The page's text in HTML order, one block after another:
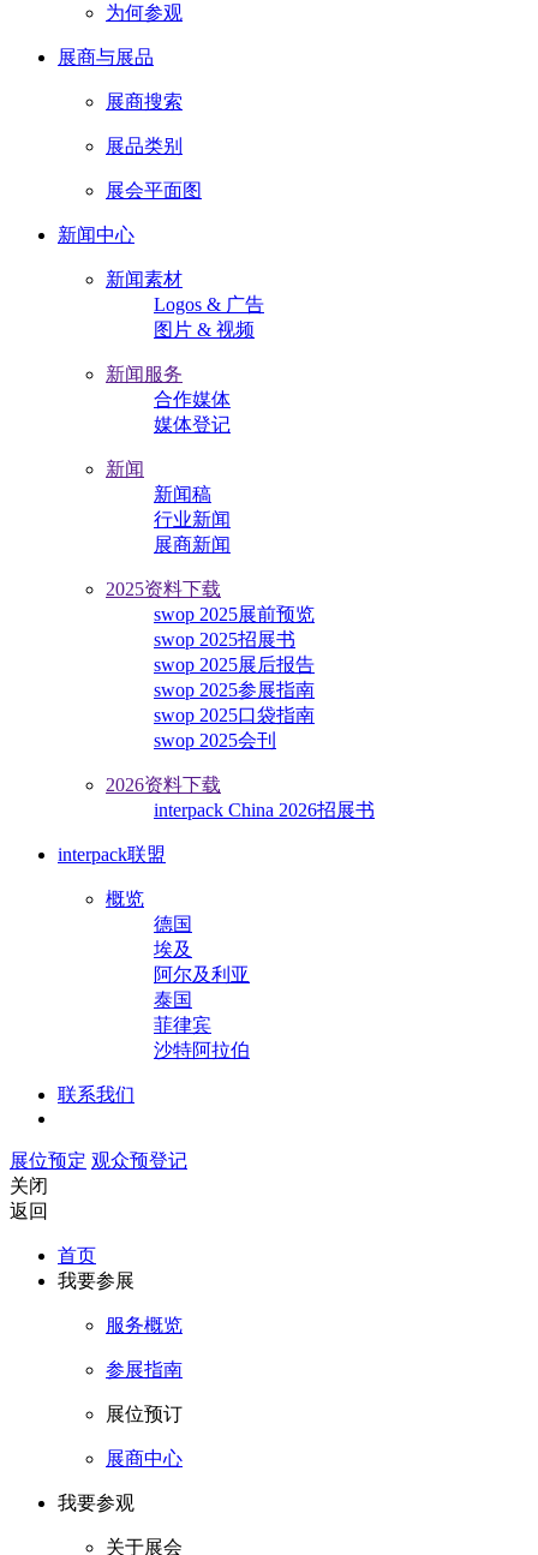
为何参观
展商与展品
展商搜索
展品类别
展会平面图
新闻中心
新闻素材
Logos & 广告
图片 & 视频
新闻服务
合作媒体
媒体登记
新闻
新闻稿
行业新闻
展商新闻
2025资料下载
swop 2025展前预览
swop 2025招展书
swop 2025展后报告
swop 2025参展指南
swop 2025口袋指南
swop 2025会刊
2026资料下载
interpack China 2026招展书
interpack联盟
概览
德国
埃及
阿尔及利亚
泰国
菲律宾
沙特阿拉伯
联系我们
展位预定 观众预登记
关闭
返回
首页
我要参展
服务概览
参展指南
展位预订
展商中心
我要参观
关于展会